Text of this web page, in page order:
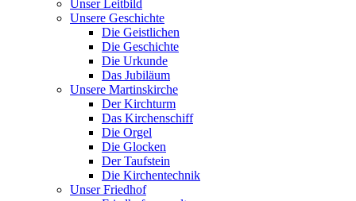
Unser Leitbild
Unsere Geschichte
Die Geistlichen
Die Geschichte
Die Urkunde
Das Jubiläum
Unsere Martinskirche
Der Kirchturm
Das Kirchenschiff
Die Orgel
Die Glocken
Der Taufstein
Die Kirchentechnik
Unser Friedhof